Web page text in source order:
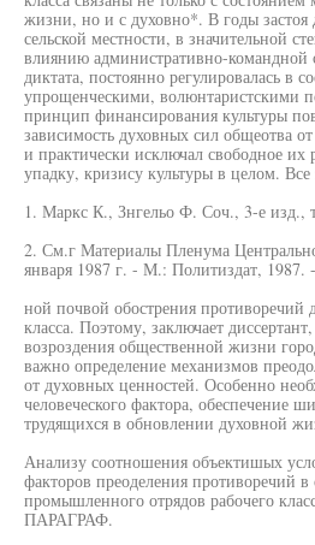
жизни, но и с духовно*. В годы застоя
сельской местности, в значительной
влиянию административно-командной
диктата, постоянно регулировалась в
упрощенческими, волюнтаристскими
принцип финансирования культуры
зависимость духовных сил общеотва
и практически исключал свободное их
упадку, кризису культуры в целом.
1. Маркс К., Знгельо Ф. Соч., 3-е изд.,
2. См.г Материалы Пленума
января 1987 г. - М.: Политиздат, 1987.
ной почвой обострения противоречий
класса. Поэтому, заключает
возроздения общественной жизни
важно определение механизмов
от духовных ценностей. Особенно
человеческого фактора, обеспечение
трудящихся в обновлении духовной
Анализу соотношения объектишых
факторов преоделения противоречий в
промышленного отрядов рабочего
ПАРАГРАФ.